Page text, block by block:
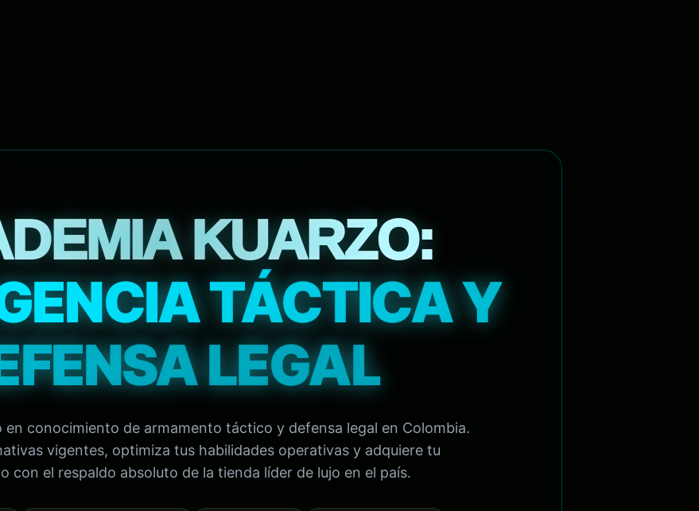
KUARZO:
TÁCTICA Y
LEGAL
en conocimiento de armamento táctico y defensa legal en Colombia.
vigentes, optimiza tus habilidades operativas y adquiere tu
con el respaldo absoluto de la tienda líder de lujo en el país.